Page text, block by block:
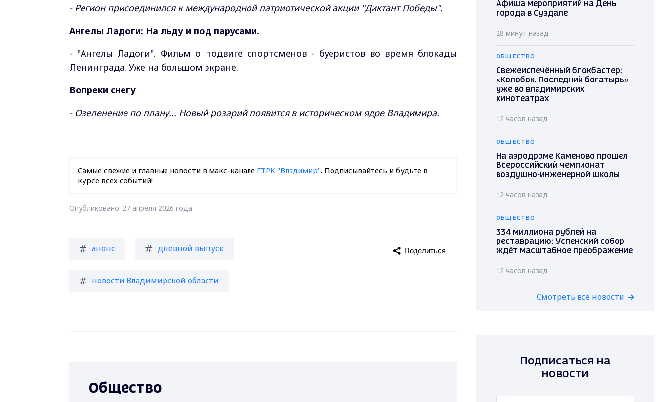
- Регион присоединился к международной патриотической акции "Диктант Победы".
Ангелы Ладоги: На льду и под парусами.
- "Ангелы Ладоги". Фильм о подвиге спортсменов - буеристов во время блокады
Ленинграда. Уже на большом экране.
Вопреки снегу
- Озеленение по плану... Новый розарий появится в историческом ядре Владимира.
Самые свежие и главные новости в макс-канале ГТРК "Владимир". Подписывайтесь и будьте в
курсе всех событий!
Опубликовано: 27 апреля 2026 года
анонс дневной выпуск
новости Владимирской области
Поделиться
Общество
Афиша мероприятий на День
города в Суздале
28 минут назад
ОБЩЕСТВО
Свежеиспечённый блокбастер:
«Колобок. Последний богатырь»
уже во владимирских
кинотеатрах
12 часов назад
ОБЩЕСТВО
На аэродроме Каменово прошел
Всероссийский чемпионат
воздушно-инженерной школы
12 часов назад
ОБЩЕСТВО
334 миллиона рублей на
реставрацию: Успенский собор
ждёт масштабное преображение
12 часов назад
Смотреть все новости
Подписаться на
новости